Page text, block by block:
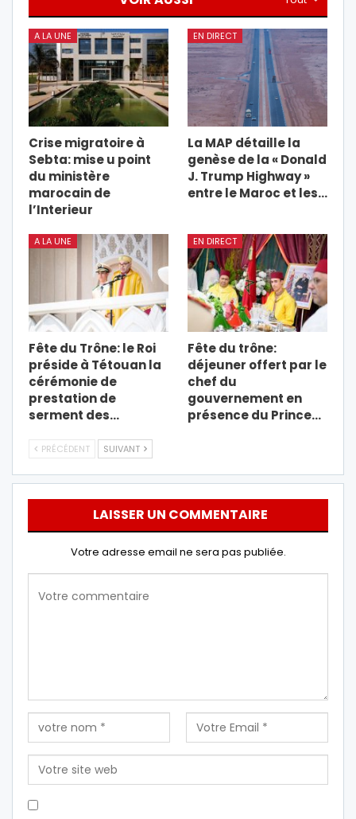
A LA UNE
Crise migratoire à
Sebta: mise u point
du ministère
marocain de
l’Interieur
EN DIRECT
La MAP détaille la
genèse de la « Donald
J. Trump Highway »
entre le Maroc et les…
A LA UNE
Fête du Trône: le Roi
préside à Tétouan la
cérémonie de
prestation de
serment des…
EN DIRECT
Fête du trône:
déjeuner offert par le
chef du
gouvernement en
présence du Prince…
PRÉCÉDENT SUIVANT
LAISSER UN COMMENTAIRE
Votre adresse email ne sera pas publiée.